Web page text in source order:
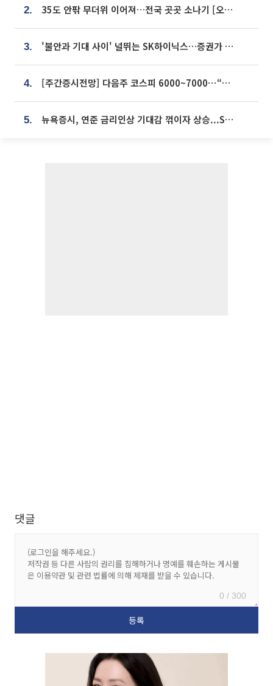
2. 35도 안팎 무더위 이어져…전국 곳곳 소나기 [오늘 날씨]
3. '불안과 기대 사이' 널뛰는 SK하이닉스…증권가 "HBM4·LTA 기반 펀터멘털 견고"
4. [주간증시전망] 다음주 코스피 6000~7000⋯“外人 수급은 정책이 변수”
5. 뉴욕증시, 연준 금리인상 기대감 꺾이자 상승...S&P500 사상 최고치 [종합]
댓글
0 / 300